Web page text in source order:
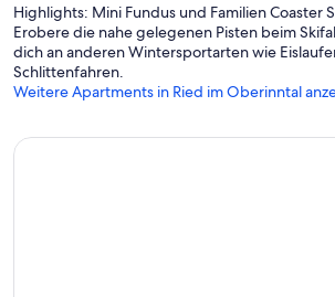
Highlights: Mini Fundus und Familien Coaster
Erobere die nahe gelegenen Pisten beim
dich an anderen Wintersportarten wie
Schlittenfahren.
Weitere Apartments in Ried im Oberinntal